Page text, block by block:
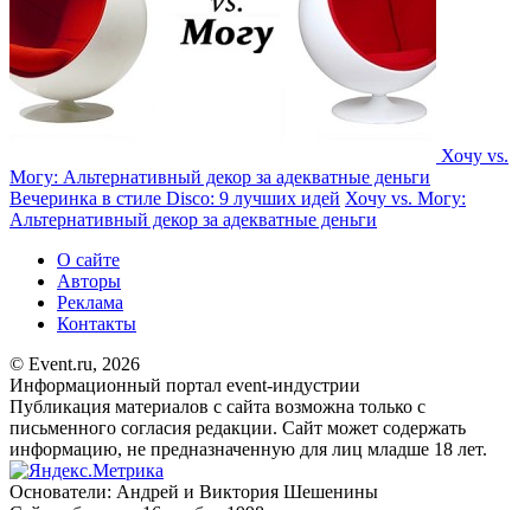
Хочу vs.
Могу: Альтернативный декор за адекватные деньги
Вечеринка в стиле Disco: 9 лучших идей Хочу vs. Могу:
Альтернативный декор за адекватные деньги
О сайте
Авторы
Реклама
Контакты
© Event.ru, 2026
Информационный портал event-индустрии
Публикация материалов с сайта возможна только с
письменного согласия редакции. Сайт может содержать
информацию, не предназначенную для лиц младше 18 лет.
Основатели: Андрей и Виктория Шешенины